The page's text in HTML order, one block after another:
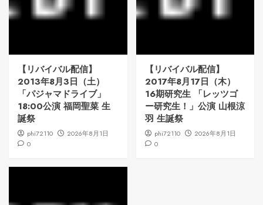
【リバイバル配信】
2013年8月3日（土）
「パジャマドライブ」
18:00公演 福岡聖菜 生
誕祭
phi72110
2026年8月1日
0
【リバイバル配信】
2017年8月17日（木）
16期研究生 「レッツゴ
ー研究生！」公演 山根涼
羽 生誕祭
phi72110
2026年8月1日
0